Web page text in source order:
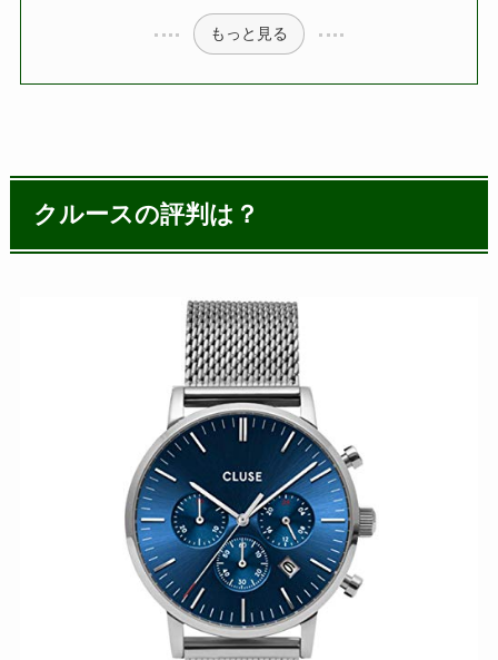
もっと見る
クルースの評判は？